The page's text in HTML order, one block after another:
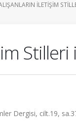
İLETIŞIM
Dergisi, cilt.19,